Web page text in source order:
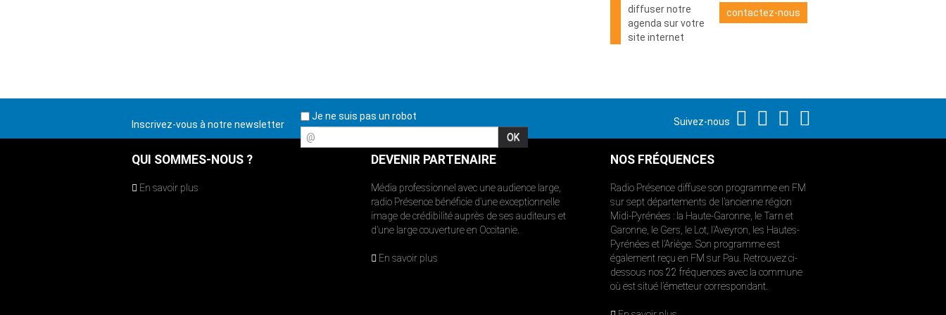
diffuser notre
agenda sur votre
site internet
contactez-nous
Inscrivez-vous à notre newsletter
Je ne suis pas un robot
@
Suivez-nous
QUI SOMMES-NOUS ?
En savoir plus
DEVENIR PARTENAIRE
Média professionnel avec une audience large,
radio Présence bénéficie d’une exceptionnelle
image de crédibilité auprès de ses auditeurs et
d’une large couverture en Occitanie.
En savoir plus
NOS FRÉQUENCES
Radio Présence diffuse son programme en FM
sur sept départements de l’ancienne région
Midi-Pyrénées : la Haute-Garonne, le Tarn et
Garonne, le Gers, le Lot, l’Aveyron, les Hautes-
Pyrénées et l’Ariège. Son programme est
également reçu en FM sur Pau. Retrouvez ci-
dessous nos 22 fréquences avec la commune
où est situé l’émetteur correspondant.